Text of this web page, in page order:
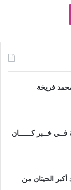
فريخة
خــبر كــــــان
الحيتان من